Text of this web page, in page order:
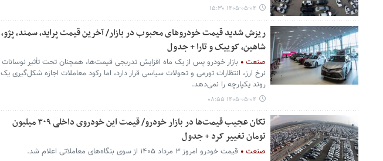
۱۴۰۵-۰۵-۰۴ ۱۵:۳۰
ریزش شدید قیمت خودروهای محبوب در بازار/ آخرین قیمت پراید، سمند، پژو،
شاهین، کوییک و تارا + جدول
صنعت
بازار خودرو پس از یک ماه افزایش تدریجی قیمت‌ها، همچنان تحت تأثیر نوسانات
نرخ ارز، انتظارات تورمی و تحولات سیاسی قرار دارد، اما رکود معاملات اجازه شکل‌گیری یک
روند یکپارچه را نمی‌دهد.
۱۴۰۵-۰۵-۰۴ ۰۸:۵۵
تکان عجیب قیمت‌ها در بازار خودرو/ قیمت این خودروی داخلی ۳۰۹ میلیون
تومان تغییر کرد + جدول
صنعت قیمت خودرو امروز ۳ مرداد ۱۴۰۵ از سوی بنگاه‌های معاملاتی اعلام شد.